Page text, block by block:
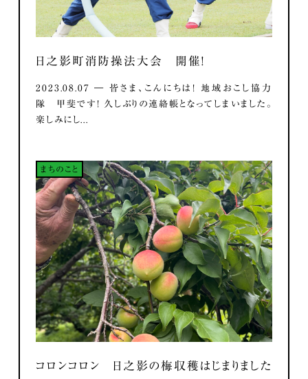
日之影町消防操法大会 開催！
2023.08.07 ― 皆さま、こんにちは！ 地域おこし協力
隊 甲斐です！ 久しぶりの連絡帳となってしまいました。
楽しみにし...
まちのこと
コロンコロン 日之影の梅収穫はじまりました